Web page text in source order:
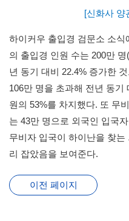
[신화사 양
하이커우 출입경 검문소 소
의 출입경 인원 수는 200만
년 동기 대비 22.4% 증가한
106만 명을 초과해 전년 동기
원의 53%를 차지했다. 또 무
는 43만 명으로 외국인 입국
무비자 입국이 하이난을 찾
리 잡았음을 보여준다.
이전 페이지